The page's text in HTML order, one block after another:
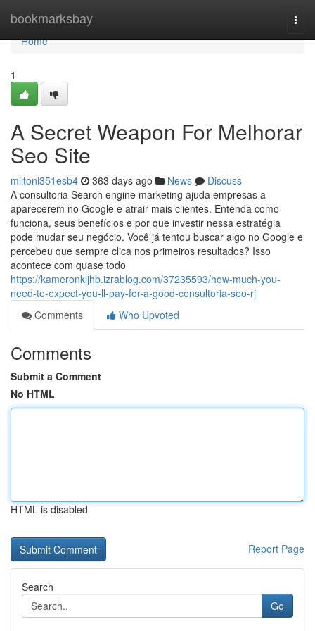
bookmarksbay
Home
Home
1
A Secret Weapon For Melhorar
Seo Site
miltoni351esb4 363 days ago News
Discuss
A consultoria Search engine marketing ajuda empresas a
aparecerem no Google e atrair mais clientes. Entenda como
funciona, seus benefícios e por que investir nessa estratégia
pode mudar seu negócio. Você já tentou buscar algo no Google e
percebeu que sempre clica nos primeiros resultados? Isso
acontece com quase todo
https://kameronkljhb.izrablog.com/37235593/how-much-you-
need-to-expect-you-ll-pay-for-a-good-consultoria-seo-rj
Comments
Who Upvoted
Comments
Submit a Comment
No HTML
HTML is disabled
Report Page
Search
Go